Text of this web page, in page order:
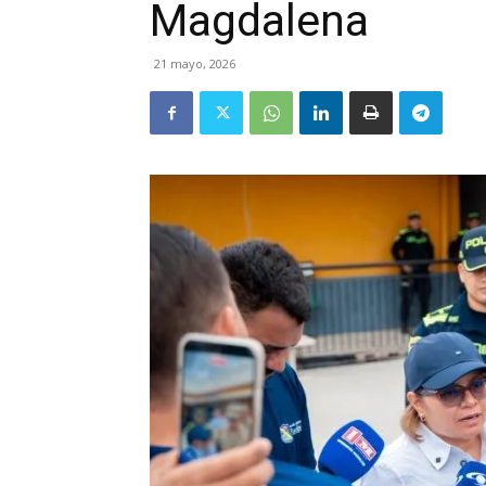
Magdalena
21 mayo, 2026